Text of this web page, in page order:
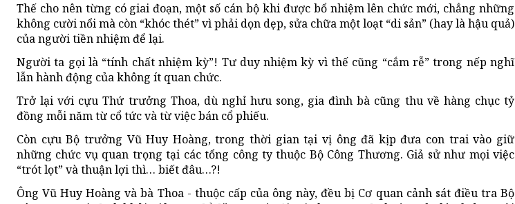
Thế cho nên từng có giai đoạn, một số cán bộ khi được bổ nhiệm lên chức mới, chẳng những
không cười nổi mà còn “khóc thét” vì phải dọn dẹp, sửa chữa một loạt “di sản” (hay là hậu quả)
của người tiền nhiệm để lại.
Người ta gọi là “tính chất nhiệm kỳ”! Tư duy nhiệm kỳ vì thế cũng “cắm rễ” trong nếp nghĩ
lẫn hành động của không ít quan chức.
Trở lại với cựu Thứ trưởng Thoa, dù nghỉ hưu song, gia đình bà cũng thu về hàng chục tỷ
đồng mỗi năm từ cổ tức và từ việc bán cổ phiếu.
Còn cựu Bộ trưởng Vũ Huy Hoàng, trong thời gian tại vị ông đã kịp đưa con trai vào giữ
những chức vụ quan trọng tại các tổng công ty thuộc Bộ Công Thương. Giả sử như mọi việc
“trót lọt” và thuận lợi thì… biết đâu…?!
Ông Vũ Huy Hoàng và bà Thoa - thuộc cấp của ông này, đều bị Cơ quan cảnh sát điều tra Bộ